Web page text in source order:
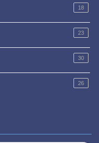
18
23
30
26